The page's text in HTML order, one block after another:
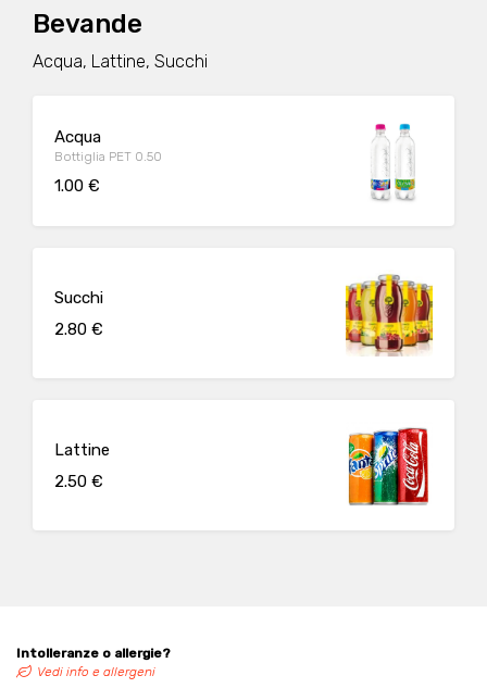
Bevande
Acqua, Lattine, Succhi
Acqua
Bottiglia PET 0.50
1.00 €
Succhi
2.80 €
Lattine
2.50 €
Intolleranze o allergie?
Vedi info e allergeni